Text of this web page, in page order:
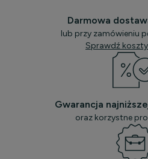
Darmowa
lub przy zamówieniu
Sprawdź
Gwarancja
oraz korzystne